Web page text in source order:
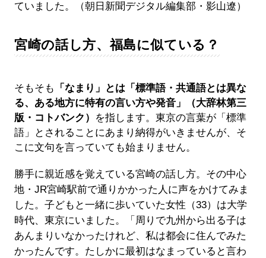
ていました。（朝日新聞デジタル編集部・影山遼）
宮崎の話し方、福島に似ている？
そもそも 「なまり」とは「標準語・共通語とは異な
る、ある地方に特有の言い方や発音」（大辞林第三
版・コトバンク）
を指します。東京の言葉が「標準
語」とされることにあまり納得がいきませんが、そ
こに文句を言っていても始まりません。
勝手に親近感を覚えている宮崎の話し方。その中心
地・JR宮崎駅前で通りかかった人に声をかけてみま
した。子どもと一緒に歩いていた女性（33）は大学
時代、東京にいました。「周りで九州から出る子は
あんまりいなかったけれど、私は都会に住んでみた
かったんです。たしかに最初はなまっていると言わ